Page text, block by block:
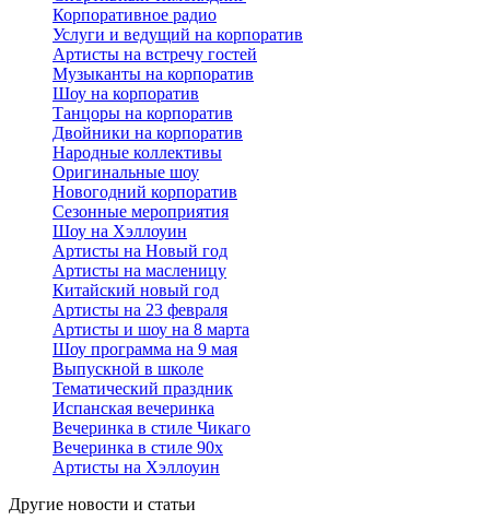
Корпоративное радио
Услуги и ведущий на корпоратив
Артисты на встречу гостей
Музыканты на корпоратив
Шоу на корпоратив
Танцоры на корпоратив
Двойники на корпоратив
Народные коллективы
Оригинальные шоу
Новогодний корпоратив
Сезонные мероприятия
Шоу на Хэллоуин
Артисты на Новый год
Артисты на масленицу
Китайский новый год
Артисты на 23 февраля
Артисты и шоу на 8 марта
Шоу программа на 9 мая
Выпускной в школе
Тематический праздник
Испанская вечеринка
Вечеринка в стиле Чикаго
Вечеринка в стиле 90х
Артисты на Хэллоуин
Другие новости и статьи